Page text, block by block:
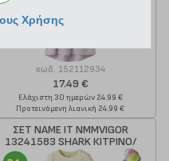
κωδ. 152112934
17.49 €
Ελάχιστη 30 ημερών 24.99 €
Προτεινόμενη λιανική 24.99 €
ΣΕΤ NAME IT NMMVIGOR
13241583 SHARK ΚΙΤΡΙΝΟ/
ΣΚΟΥΡΟ ΜΠΛΕ
Χρήσης